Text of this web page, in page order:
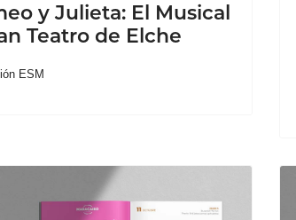
y Julieta: El Musical
Teatro de Elche
ESM